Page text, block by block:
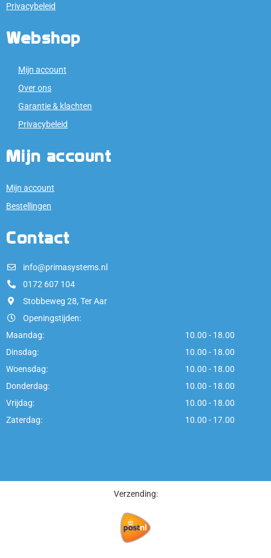
Privacybeleid
Webshop
Mijn account
Over ons
Garantie & klachten
Privacybeleid
Mijn account
Mijn account
Bestellingen
Contact
info@primasystems.nl
0172 607 104
Stobbeweg 28, Ter Aar
Openingstijden:
Maandag:
10.00 - 18.00
Dinsdag:
10.00 - 18.00
Woensdag:
10.00 - 18.00
Donderdag:
10.00 - 18.00
Vrijdag:
10.00 - 18.00
Zaterdag:
10.00 - 17.00
Verzending: